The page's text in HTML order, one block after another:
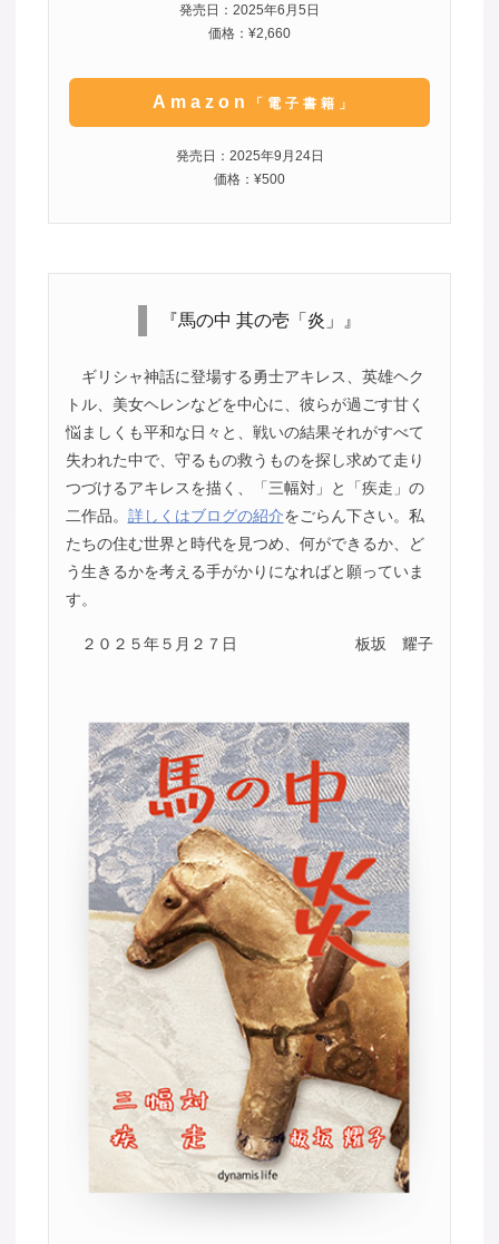
発売日：2025年6月5日
価格：¥2,660
Amazon 「電子書籍」
発売日：2025年9月24日
価格：¥500
『馬の中 其の壱「炎」』
ギリシャ神話に登場する勇士アキレス、英雄ヘク
トル、美女ヘレンなどを中心に、彼らが過ごす甘く
悩ましくも平和な日々と、戦いの結果それがすべて
失われた中で、守るもの救うものを探し求めて走り
つづけるアキレスを描く、「三幅対」と「疾走」の
二作品。 詳しくはブログの紹介をごらん下さい。私
たちの住む世界と時代を見つめ、何ができるか、ど
う生きるかを考える手がかりになればと願っていま
す。
２０２５年５月２７日 板坂 耀子